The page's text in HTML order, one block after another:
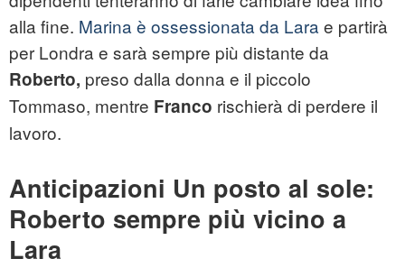
alla fine. Marina è ossessionata da Lara e partirà
per Londra e sarà sempre più distante da
Roberto, preso dalla donna e il piccolo
Tommaso, mentre Franco rischierà di perdere il
lavoro.
Anticipazioni Un posto al sole:
Roberto sempre più vicino a
Lara